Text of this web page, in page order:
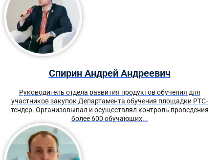
Спирин Андрей Андреевич
Руководитель отдела развития продуктов обучения для
участников закупок Департамента обучения площадки РТС-
тендер. Организовывал и осуществлял контроль проведения
более 600 обучающих...